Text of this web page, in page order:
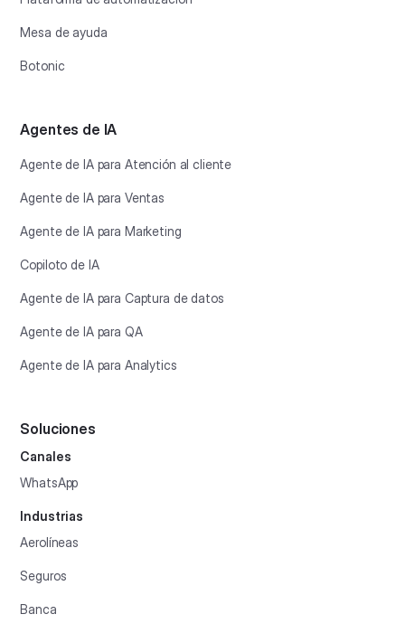
Mesa de ayuda
Botonic
Agentes de IA
Agente de IA para Atención al cliente
Agente de IA para Ventas
Agente de IA para Marketing
Copiloto de IA
Agente de IA para Captura de datos
Agente de IA para QA
Agente de IA para Analytics
Soluciones
Canales
WhatsApp
Industrias
Aerolíneas
Seguros
Banca